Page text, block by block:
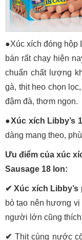
●Xúc xích đóng hộp
bán rất chạy hiện
chuẩn chất lượng
gà, thịt heo chọn
đậm đà, thơm ngon.
●Xúc xích Libby’s
dàng mang theo,
Ưu điểm của xúc
Sausage 18 lon:
✔ Xúc xích Libby’s
bò tạo nên hương vị
người lớn cũng
✔ Thịt cùng nước